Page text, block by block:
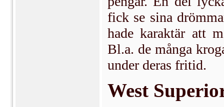
fick se sina
hade karaktär att
Bl.a. de många
under deras fritid.
West